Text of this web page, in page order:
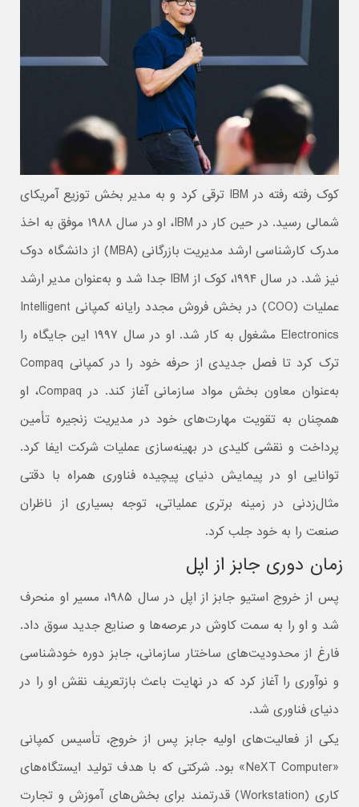
کوک رفته رفته در IBM ترقی کرد و به مدیر بخش توزیع آمریکای
شمالی رسید. در حین کار در IBM، او در سال ۱۹۸۸ موفق به اخذ
مدرک کارشناسی ارشد مدیریت بازرگانی (MBA) از دانشگاه دوک
نیز شد. در سال ۱۹۹۴، کوک از IBM جدا شد و به‌عنوان مدیر ارشد
عملیات (COO) در بخش فروش مجدد رایانه کمپانی Intelligent
Electronics مشغول به کار شد. او در سال ۱۹۹۷ این جایگاه را
ترک کرد تا فصل جدیدی از حرفه خود را در کمپانی Compaq
به‌عنوان معاون بخش مواد سازمانی آغاز کند. در Compaq، او
همچنان به تقویت مهارت‌های خود در مدیریت زنجیره تأمین
پرداخت و نقشی کلیدی در بهینه‌سازی عملیات شرکت ایفا کرد.
توانایی او در پیمایش دنیای پیچیده فناوری همراه با دقتی
مثال‌زدنی در زمینه برتری عملیاتی، توجه بسیاری از ناظران
صنعت را به خود جلب کرد.
زمان دوری جابز از اپل
پس از خروج استیو جابز از اپل در سال ۱۹۸۵، مسیر او منحرف
شد و او را به سمت کاوش در عرصه‌ها و صنایع جدید سوق داد.
فارغ از محدودیت‌های ساختار سازمانی، جابز دوره‌ خودشناسی
و نوآوری را آغاز کرد که در نهایت باعث بازتعریف نقش او را در
دنیای فناوری شد.
یکی از فعالیت‌های اولیه جابز پس از خروج، تأسیس کمپانی
«NeXT Computer» بود. شرکتی که با هدف تولید ایستگاه‌های
کاری (Workstation) قدرتمند برای بخش‌های آموزش و تجارت